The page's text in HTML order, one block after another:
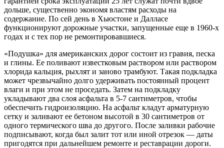
дольше, существенно экономя властям расходы на
содержание. По сей день в Хьюстоне и Далласе
функционируют дорожные участки, запущенные еще в 1960-х
годах и с тех пор не ремонтировавшиеся.
«Подушка» для американских дорог состоит из гравия, песка
и глины. Ее поливают известковым раствором или раствором
хлорида кальция, рыхлят и заново трамбуют. Такая подкладка
может чрезвычайно долго удерживать постоянный процент
влаги и при этом не проседать. Затем на подкладку
укладывают два слоя асфальта в 5-7 сантиметров, чтобы
обеспечить гидроизоляцию. На асфальт кладут арматурную
сетку и заливают ее бетоном высотой в 30 сантиметров от
одного термического шва до другого. После заливки рабочие
подписывают, когда был залит тот или иной отрезок — даты
пригодятся при дальнейшем ремонте и реставрации дороги.